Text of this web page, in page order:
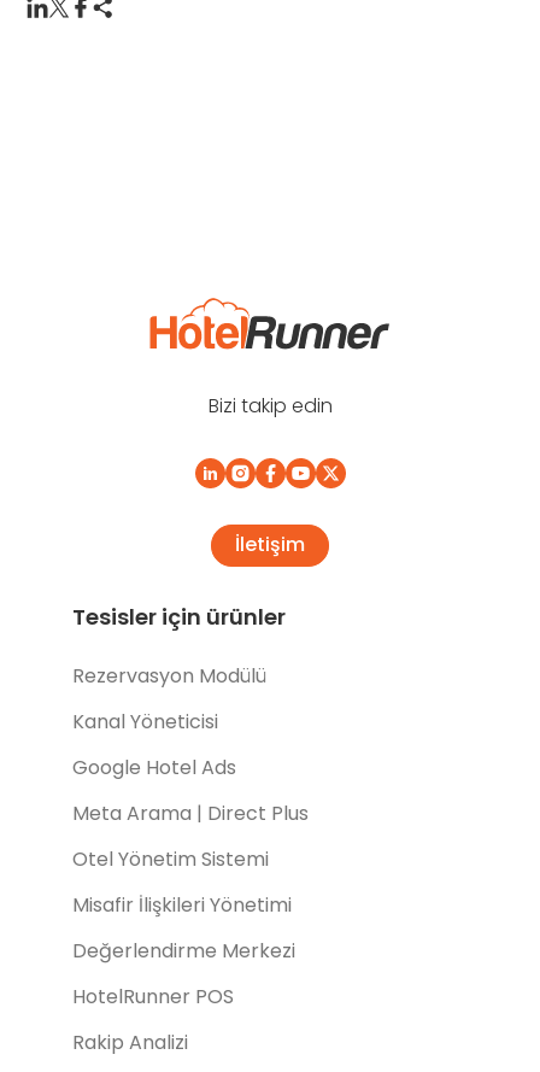
Bizi takip edin
İletişim
Tesisler için ürünler
Rezervasyon Modülü
Kanal Yöneticisi
Google Hotel Ads
Meta Arama | Direct Plus
Otel Yönetim Sistemi
Misafir İlişkileri Yönetimi
Değerlendirme Merkezi
HotelRunner POS
Rakip Analizi